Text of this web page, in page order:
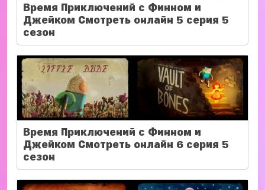
Время Приключений с Финном и
Джейком Смотреть онлайн 5 серия 5
сезон
Время Приключений с Финном и
Джейком Смотреть онлайн 6 серия 5
сезон